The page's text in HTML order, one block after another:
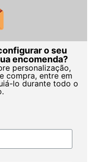
o seu
encomenda?
personalização,
compra, entre em
lo durante todo o